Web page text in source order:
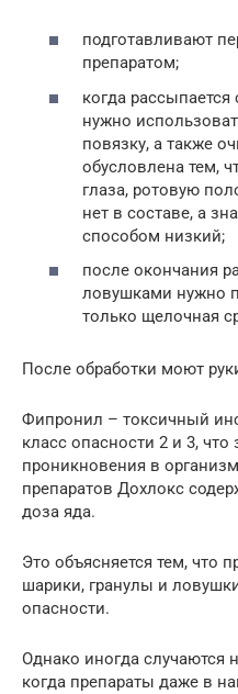
подготавливают
препаратом;
когда
нужно
повязку, а также
обусловлена тем,
глаза, ротовую
нет в составе, а
способом низкий;
после окончания
ловушками нужно
только щелочная
После обработки моют
Фипронил – токсичный
класс опасности 2 и 3, что
проникновения в
препаратов Дохлокс
доза яда.
Это объясняется тем, что
шарики, гранулы и
опасности.
Однако иногда случаются
когда препараты даже в